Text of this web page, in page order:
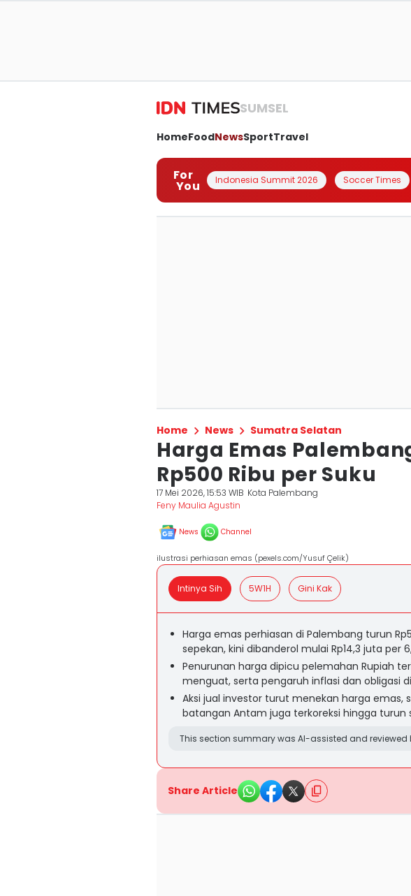
SUMSEL
HomeFoodNewsSportTravel
For
You Indonesia Summit 2026 Soccer Times
Home News Sumatra Selatan
Harga Emas
Rp500 Ribu per Suku
17 Mei 2026, 15:53 WIB Kota Palembang
Feny Maulia Agustin
News Channel
ilustrasi perhiasan emas (pexels.com/Yusuf Çelik)
Intinya Sih 5W1H Gini Kak
Harga emas perhiasan di Palembang turun
sepekan, kini dibanderol mulai Rp14,3 juta per
Penurunan harga dipicu pelemahan Rupiah
menguat, serta pengaruh inflasi dan obligasi
Aksi jual investor turut menekan harga emas,
batangan Antam juga terkoreksi hingga turun
This section summary was AI-assisted and reviewed
Share Article